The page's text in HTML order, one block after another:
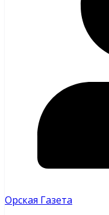
Орская Газета